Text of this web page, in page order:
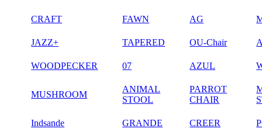
CRAFT FAWN AG
JAZZ+ TAPERED OU-Chair
WOODPECKER 07 AZUL
MUSHROOM
ANIMAL
STOOL
PARROT
CHAIR
Indsande GRANDE CREER